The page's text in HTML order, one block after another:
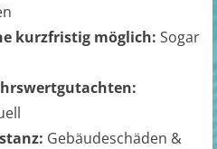
kurzfristig möglich: Sogar
Gebäudeschäden &